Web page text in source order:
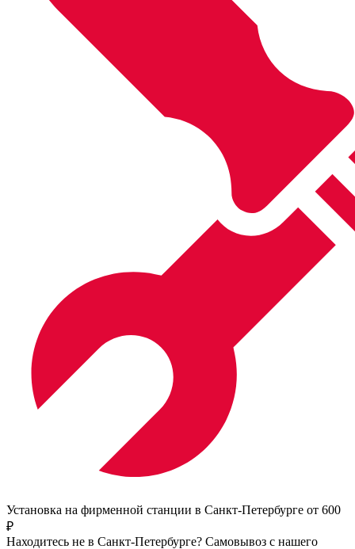
Установка на фирменной станции в Санкт-Петербурге от 600
₽
Находитесь не в Санкт-Петербурге? Самовывоз с нашего